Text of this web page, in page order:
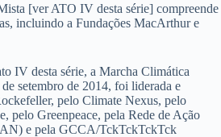
[ver ATO IV desta série] compreende
incluindo a Fundações MacArthur e
IV desta série, a Marcha Climática
setembro de 2014, foi liderada e
pelo Climate Nexus, pelo
pelo Greenpeace, pela Rede de Ação
e pela GCCA/TckTckTckTck